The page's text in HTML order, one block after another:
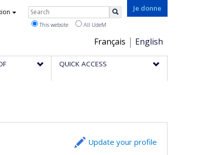
Je donne
Choix
de
la
Français English
Rechercher
This website All UdeM
QUICK ACCESS
Update your profile